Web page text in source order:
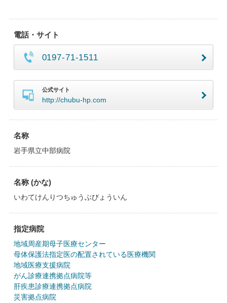
電話・サイト
0197-71-1511
公式サイト
http://chubu-hp.com
名称
岩手県立中部病院
名称 (かな)
いわてけんりつちゅうぶびょういん
指定病院
地域周産期母子医療センター
母体保護法指定医の配置されている医療機関
地域医療支援病院
がん診療連携拠点病院等
肝疾患診療連携拠点病院
災害拠点病院